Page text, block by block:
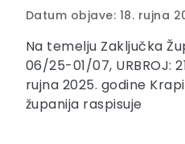
Datum objave: 18. rujna
Na temelju Zaključka
06/25-01/07, URBROJ:
rujna 2025. godine
županija raspisuje